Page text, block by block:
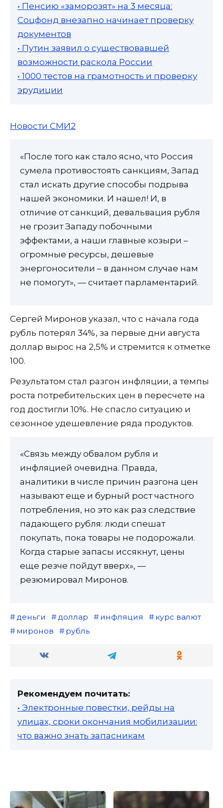
• Пенсию «заморозят» на 3 месяца:
Соцфонд внезапно начинает проверку
документов
• Путин заявил о существовавшей
возможности раскола России
• 1000 тестов на грамотность и проверку
эрудиции
Новости СМИ2
«После того как стало ясно, что Россия
сумела противостоять санкциям, Запад
стал искать другие способы подрыва
нашей экономики. И нашел! И, в
отличие от санкций, девальвация рубля
не грозит Западу побочными
эффектами, а наши главные козыри –
огромные ресурсы, дешевые
энергоносители – в данном случае нам
не помогут», — считает парламентарий.
Сергей Миронов указал, что с начала года
рубль потерял 34%, за первые дни августа
доллар вырос на 2,5% и стремится к отметке
100.
Результатом стал разгон инфляции, а темпы
роста потребительских цен в пересчете на
год достигли 10%. Не спасло ситуацию и
сезонное удешевление ряда продуктов.
«Связь между обвалом рубля и
инфляцией очевидна. Правда,
аналитики в числе причин разгона цен
называют еще и бурный рост частного
потребления, но это как раз следствие
падающего рубля: люди спешат
покупать, пока товары не подорожали.
Когда старые запасы иссякнут, цены
еще резче пойдут вверх», —
резюмировал Миронов.
деньги доллар инфляция
курс валют
миронов
рубль
Рекомендуем почитать:
• Электронные повестки, рейды на
улицах, сроки окончания мобилизации:
что важно знать запасникам